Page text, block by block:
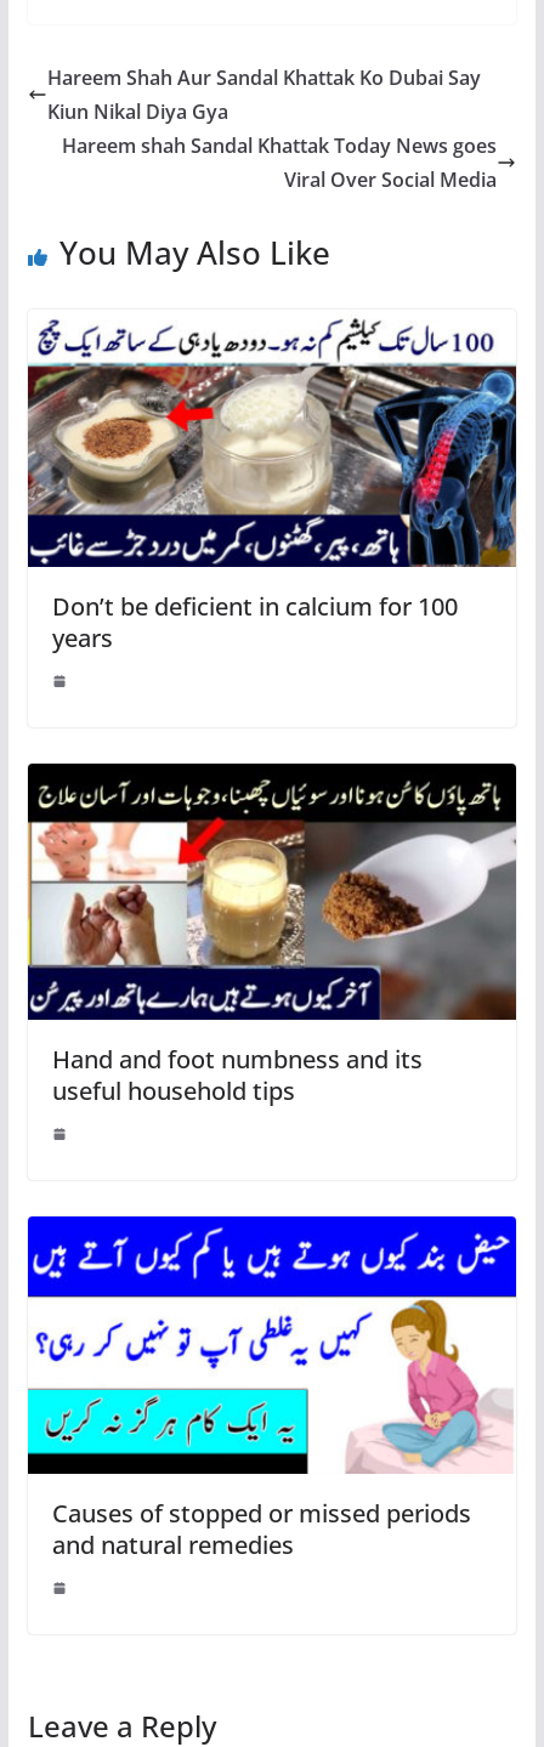
Hareem Shah Aur Sandal Khattak Ko Dubai Say
Kiun Nikal Diya Gya
Hareem shah Sandal Khattak Today News goes
Viral Over Social Media
You May Also Like
Don’t be deficient in calcium for 100
years
Hand and foot numbness and its
useful household tips
Causes of stopped or missed periods
and natural remedies
Leave a Reply